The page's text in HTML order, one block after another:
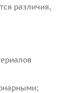
различия,